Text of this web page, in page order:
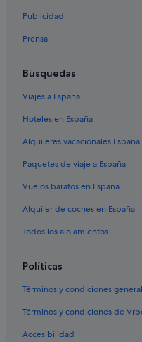
Publicidad
Prensa
Búsquedas
Viajes a España
Hoteles en España
Alquileres vacacionales España
Paquetes de viaje a España
Vuelos baratos en España
Alquiler de coches en España
Todos los alojamientos
Políticas
Términos y condiciones
Términos y condiciones de
Accesibilidad